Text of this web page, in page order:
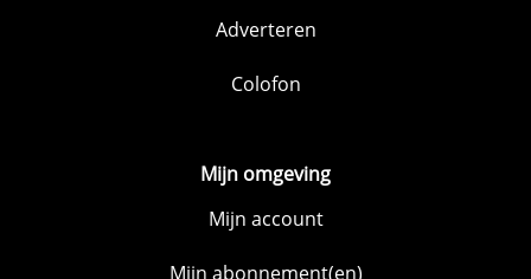
Adverteren
Colofon
Mijn omgeving
Mijn account
Mijn abonnement(en)